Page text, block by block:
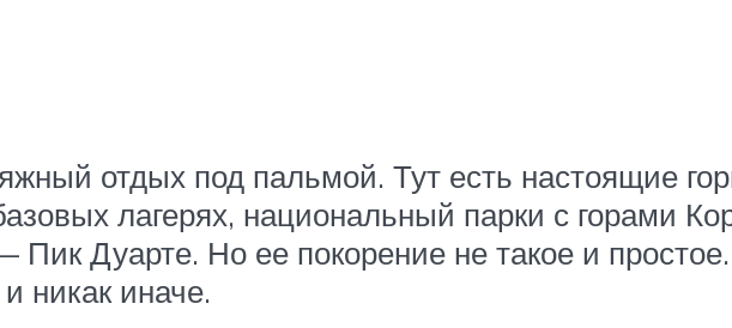
отдых под пальмой. Тут есть настоящие
лагерях, национальный парки с горами
Пик Дуарте. Но ее покорение не такое и
никак иначе.